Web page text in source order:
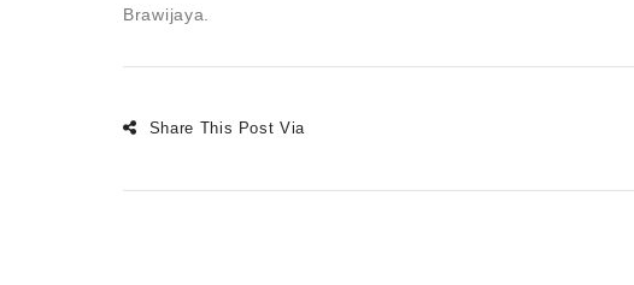
Brawijaya.
Share This Post Via